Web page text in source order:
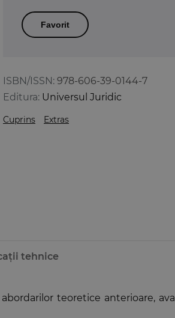
ISBN/ISSN: 978-606-39-0144-7
Editura: Universul Juridic
Cuprins Extras
Favorit
tehnice
teoretice anterioare,